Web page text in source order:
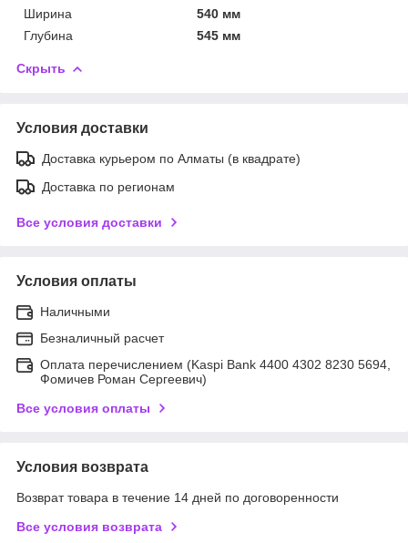
Ширина
540 мм
Глубина
545 мм
Скрыть
Условия доставки
Доставка курьером по Алматы (в квадрате)
Доставка по регионам
Все условия доставки
Условия оплаты
Наличными
Безналичный расчет
Оплата перечислением (Kaspi Bank 4400 4302 8230 5694,
Фомичев Роман Сергеевич)
Все условия оплаты
Условия возврата
Возврат товара в течение 14 дней по договоренности
Все условия возврата